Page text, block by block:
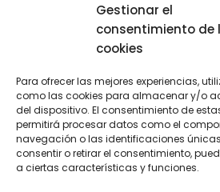
Gestionar el
consentimiento de
cookies
Para ofrecer las mejores experiencias,
como las cookies para almacenar y/o
del dispositivo. El consentimiento de
permitirá procesar datos como el
navegación o las identificaciones únicas
consentir o retirar el consentimiento,
a ciertas características y funciones.
Subscribe to our
SUBSCRIBE